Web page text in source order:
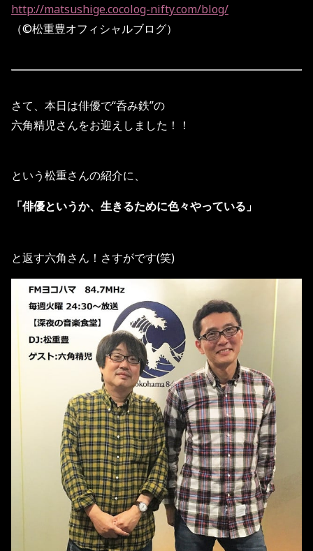
http://matsushige.cocolog-nifty.com/blog/
（©️松重豊オフィシャルブログ）
さて、本日は俳優で“呑み鉄”の
六角精児さんをお迎えしました！！
という松重さんの紹介に、
「俳優というか、 生きるために色々やっている」
と返す六角さん！さすがです(笑)